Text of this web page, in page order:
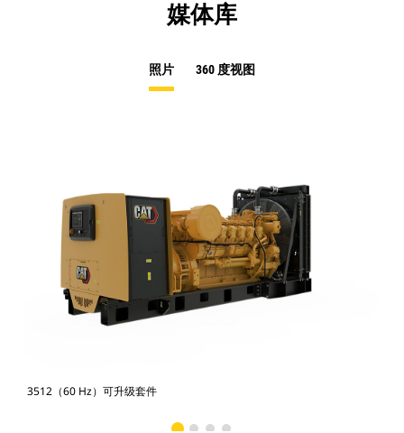
媒体库
照片 360 度视图
3512（60 Hz）可升级套件